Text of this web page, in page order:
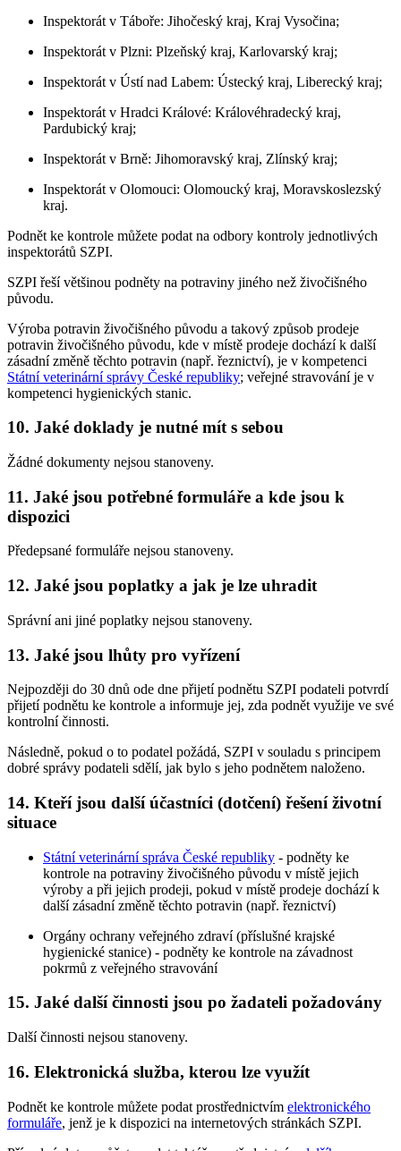
Inspektorát v Táboře: Jihočeský kraj, Kraj Vysočina;
Inspektorát v Plzni: Plzeňský kraj, Karlovarský kraj;
Inspektorát v Ústí nad Labem: Ústecký kraj, Liberecký kraj;
Inspektorát v Hradci Králové: Královéhradecký kraj,
Pardubický kraj;
Inspektorát v Brně: Jihomoravský kraj, Zlínský kraj;
Inspektorát v Olomouci: Olomoucký kraj, Moravskoslezský
kraj.
Podnět ke kontrole můžete podat na odbory kontroly jednotlivých
inspektorátů SZPI.
SZPI řeší většinou podněty na potraviny jiného než živočišného
původu.
Výroba potravin živočišného původu a takový způsob prodeje
potravin živočišného původu, kde v místě prodeje dochází k další
zásadní změně těchto potravin (např. řeznictví), je v kompetenci
Státní veterinární správy České republiky; veřejné stravování je v
kompetenci hygienických stanic.
10. Jaké doklady je nutné mít s sebou
Žádné dokumenty nejsou stanoveny.
11. Jaké jsou potřebné formuláře a kde jsou k
dispozici
Předepsané formuláře nejsou stanoveny.
12. Jaké jsou poplatky a jak je lze uhradit
Správní ani jiné poplatky nejsou stanoveny.
13. Jaké jsou lhůty pro vyřízení
Nejpozději do 30 dnů ode dne přijetí podnětu SZPI podateli potvrdí
přijetí podnětu ke kontrole a informuje jej, zda podnět využije ve své
kontrolní činnosti.
Následně, pokud o to podatel požádá, SZPI v souladu s principem
dobré správy podateli sdělí, jak bylo s jeho podnětem naloženo.
14. Kteří jsou další účastníci (dotčení) řešení životní
situace
Státní veterinární správa České republiky - podněty ke
kontrole na potraviny živočišného původu v místě jejich
výroby a při jejich prodeji, pokud v místě prodeje dochází k
další zásadní změně těchto potravin (např. řeznictví)
Orgány ochrany veřejného zdraví (příslušné krajské
hygienické stanice) - podněty ke kontrole na závadnost
pokrmů z veřejného stravování
15. Jaké další činnosti jsou po žadateli požadovány
Další činnosti nejsou stanoveny.
16. Elektronická služba, kterou lze využít
Podnět ke kontrole můžete podat prostřednictvím elektronického
formuláře, jenž je k dispozici na internetových stránkách SZPI.